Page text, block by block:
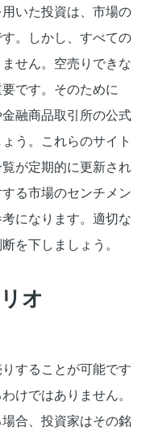
いた投資は、市場の
。しかし、すべての
せん。空売りできな
です。そのために
融商品取引所の公式
う。これらのサイト
が定期的に更新され
る市場のセンチメン
になります。適切な
を下しましょう。
オ
することが可能です
けではありません。
合、投資家はその銘